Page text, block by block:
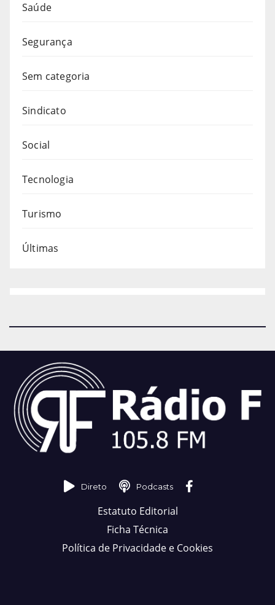
Saúde
Segurança
Sem categoria
Sindicato
Social
Tecnologia
Turismo
Últimas
Direto Podcasts
Estatuto Editorial
Ficha Técnica
Política de Privacidade e Cookies